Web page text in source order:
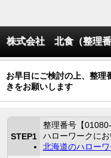
株式会社 北食（整理
お早目にご検討の上、整
きをお願いします
STEP1
整理番号【
ハローワークにお
北海道のハロー